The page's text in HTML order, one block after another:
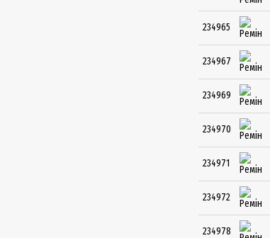
234965
234967
234969
234970
234971
234972
234978